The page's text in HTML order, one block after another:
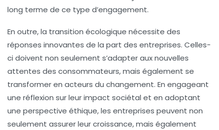
long terme de ce type d’engagement.
En outre, la transition écologique nécessite des
réponses innovantes de la part des entreprises. Celles-
ci doivent non seulement s’adapter aux nouvelles
attentes des consommateurs, mais également se
transformer en acteurs du changement. En engageant
une réflexion sur leur impact sociétal et en adoptant
une perspective éthique, les entreprises peuvent non
seulement assurer leurcroissance, mais également